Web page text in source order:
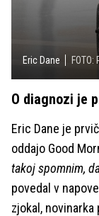
Eric Dane
O diagnozi je
Eric Dane je
oddajo Good
takoj spomnim,
povedal v
zjokal,